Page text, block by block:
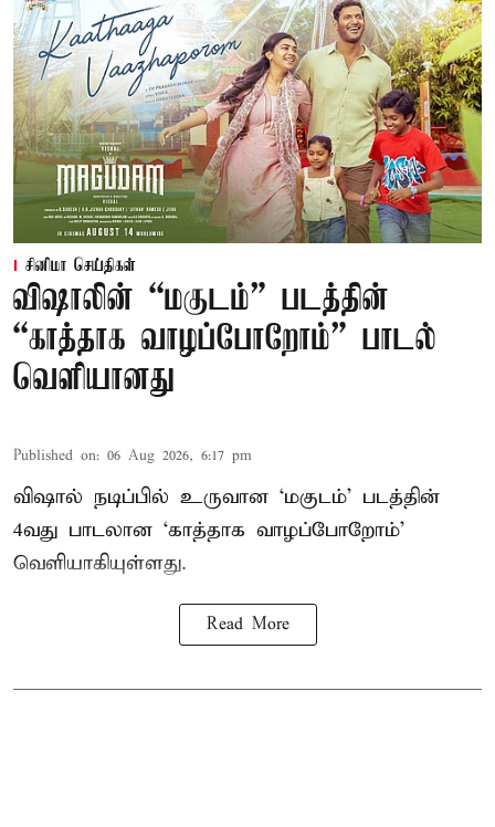
சினிமா செய்திகள்
விஷாலின் “மகுடம்” படத்தின்
“காத்தாக வாழப்போறோம்” பாடல்
வெளியானது
Published on: 06 Aug 2026, 6:17 pm
விஷால் நடிப்பில் உருவான ‘மகுடம்’ படத்தின்
4வது பாடலான ‘காத்தாக வாழப்போறோம்’
வெளியாகியுள்ளது.
Read More